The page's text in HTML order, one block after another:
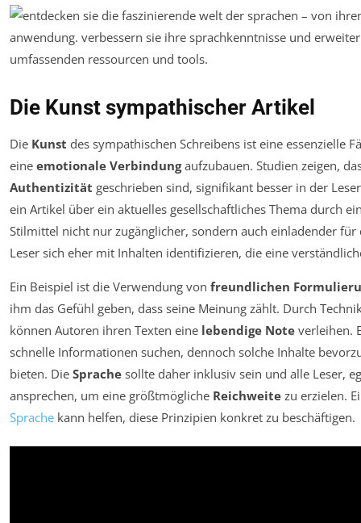
Die Kunst sympathischer Artikel
Die Kunst des sympathischen Schreibens ist eine essenzielle
eine emotionale Verbindungaufzubauen. Studien zeigen,
Authentizität geschrieben sind, signifikant besser in der
ein Artikel über ein aktuelles gesellschaftliches Thema durch
Stilmittel nicht nur zugänglicher, sondern auch einladender
Leser sich eher mit Inhalten identifizieren, die eine
Ein Beispiel ist die Verwendung von freundlichen
ihm das Gefühl geben, dass seine Meinung zählt. Durch
können Autoren ihren Texten eine lebendige Note verleihen.
schnelle Informationen suchen, dennoch solche Inhalte
bieten. Die Sprache sollte daher inklusiv sein und alle Leser,
ansprechen, um eine größtmögliche Reichweite zu erzielen.
Sprache kann helfen, diese Prinzipien konkret zu beschäftigen.